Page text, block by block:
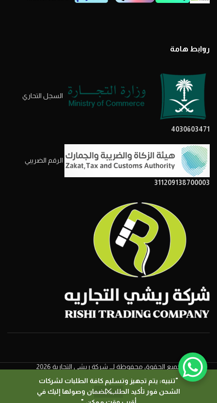
"تنبيه: يتم تجهيز وتسليم كافة الطلبات لشركات
الشحن فور تأكيد الطلب، لضمان وصولها إليك في
روابط هامة
السجل التحاري
4030603471
الرقم الضريبي
311209138700003
جميع الحقوق محفوظة لــ شركة ريشي التجارية 2026